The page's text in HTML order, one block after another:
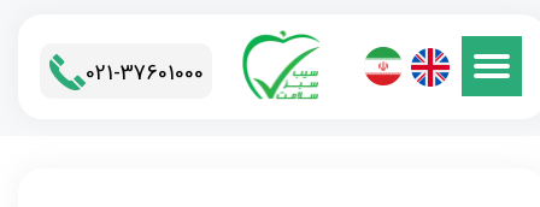
021-37601000​​​​​​​